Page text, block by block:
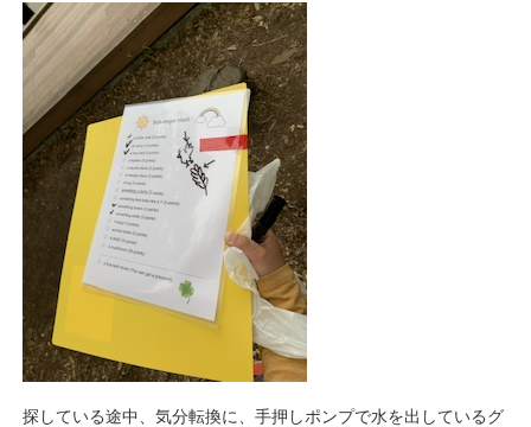
探している途中、気分転換に、手押しポンプで水を出しているグ